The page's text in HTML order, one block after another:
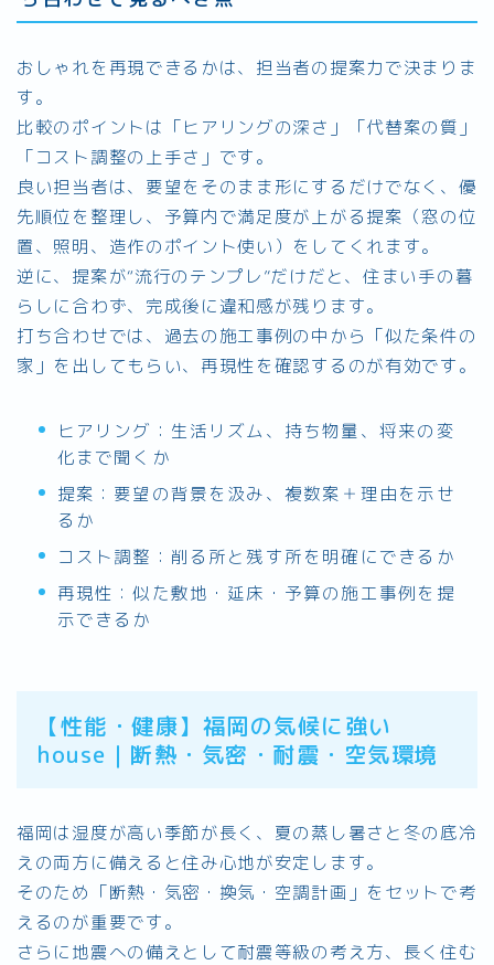
おしゃれを再現できるかは、担当者の提案力で決まりま
す。
比較のポイントは「ヒアリングの深さ」「代替案の質」
「コスト調整の上手さ」です。
良い担当者は、要望をそのまま形にするだけでなく、優
先順位を整理し、予算内で満足度が上がる提案（窓の位
置、照明、造作のポイント使い）をしてくれます。
逆に、提案が“流行のテンプレ”だけだと、住まい手の暮
らしに合わず、完成後に違和感が残ります。
打ち合わせでは、過去の施工事例の中から「似た条件の
家」を出してもらい、再現性を確認するのが有効です。
ヒアリング：生活リズム、持ち物量、将来の変
化まで聞くか
提案：要望の背景を汲み、複数案＋理由を示せ
るか
コスト調整：削る所と残す所を明確にできるか
再現性：似た敷地・延床・予算の施工事例を提
示できるか
【性能・健康】福岡の気候に強い
house｜断熱・気密・耐震・空気環境
福岡は湿度が高い季節が長く、夏の蒸し暑さと冬の底冷
えの両方に備えると住み心地が安定します。
そのため「断熱・気密・換気・空調計画」をセットで考
えるのが重要です。
さらに地震への備えとして耐震等級の考え方、長く住む